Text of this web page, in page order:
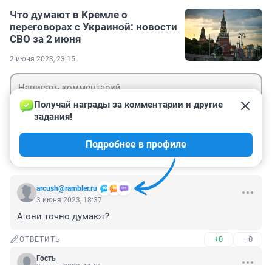
Что думают в Кремле о
переговорах с Украиной: новости
СВО за 2 июня
2 июня 2023, 23:15
arcush@rambler.ru
Получай награды за комментарии и другие
задания!
Подробнее в профиле
3 июня 2023, 18:37
А они точно думают?
ОТВЕТИТЬ +0 –0
Гость